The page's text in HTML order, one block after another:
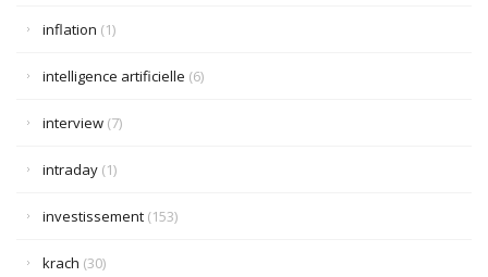
inflation (1)
intelligence artificielle (6)
interview (7)
intraday (1)
investissement (153)
krach (30)